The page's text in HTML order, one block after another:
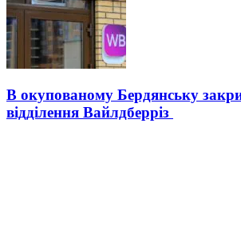
В окупованому Бердянську
відділення Вайлдберріз